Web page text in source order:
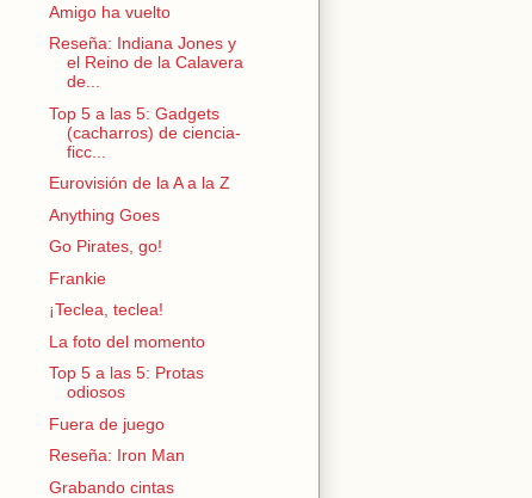
Amigo ha vuelto
Reseña: Indiana Jones y
el Reino de la Calavera
de...
Top 5 a las 5: Gadgets
(cacharros) de ciencia-
ficc...
Eurovisión de la A a la Z
Anything Goes
Go Pirates, go!
Frankie
¡Teclea, teclea!
La foto del momento
Top 5 a las 5: Protas
odiosos
Fuera de juego
Reseña: Iron Man
Grabando cintas